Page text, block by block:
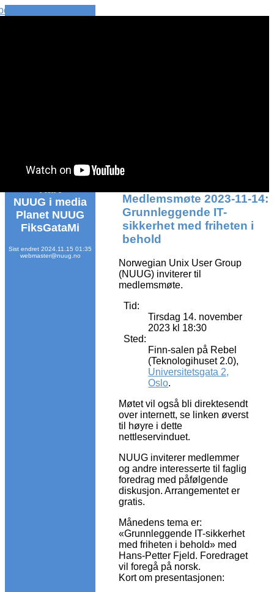
RT
NUUG brosjyre
Kart
NUUG i media
Planet NUUG
FiksGataMi
Sist endret 2024.11.15 01:35
webmaster@nuug.no
Medlemsmøte 2023-11-14:
Grunnleggende IT-
sikkerhet med friheten i
behold
Norwegian Unix User Group
(NUUG) inviterer til
medlemsmøte.
Tid:
Tirsdag 14. november
2023 kl 18:30
Sted:
Finn-salen på Rebel
(Teknologihuset 2.0),
Universitetsgata 2,
Oslo.
Møtet vil også bli direktesendt
over internett, se linken øverst
til høyre i dette
nettleservinduet.
NUUG inviterer medlemmer
og andre interesserte til faglig
foredrag med påfølgende
diskusjon. Arrangementet er
gratis.
Månedens tema er:
«Grunnleggende IT-sikkerhet
med friheten i behold» med
Hans-Petter Fjeld. Foredraget
vil foregå på norsk.
Kort om presentasjonen: